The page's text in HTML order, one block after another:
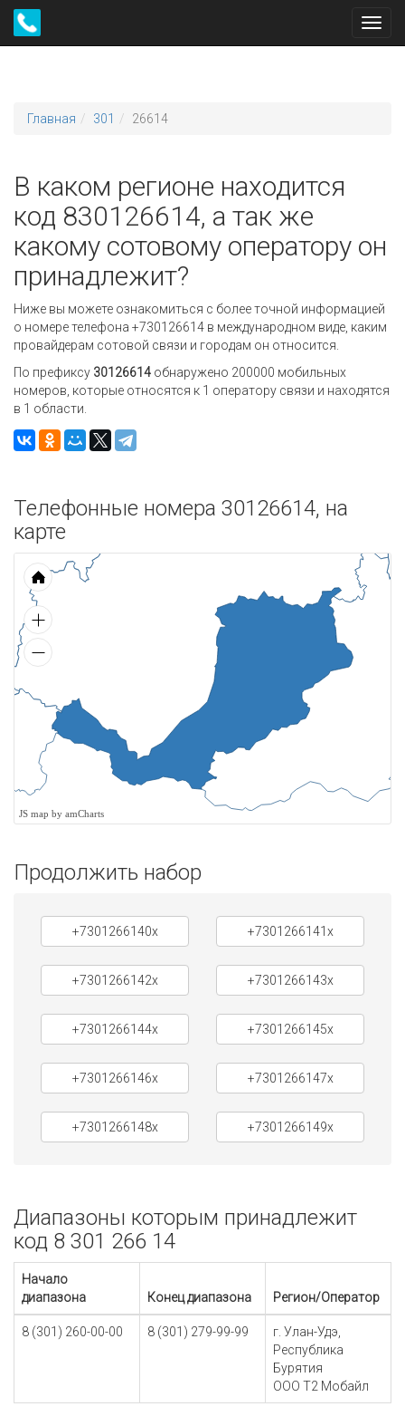
Главная 301 26614
В каком регионе находится
код 830126614, а так же
какому сотовому оператору он
принадлежит?
Ниже вы можете ознакомиться с более точной информацией
о номере телефона +730126614 в международном виде, каким
провайдерам сотовой связи и городам он относится.
По префиксу 30126614 обнаружено 200000 мобильных
номеров, которые относятся к 1 оператору связи и находятся
в 1 области.
Телефонные номера 30126614, на
карте
JS map by amCharts
Продолжить набор
+7301266140x +7301266141x
+7301266142x +7301266143x
+7301266144x +7301266145x
+7301266146x +7301266147x
+7301266148x +7301266149x
Диапазоны которым принадлежит
код 8 301 266 14
Начало
диапазона
Конец диапазона Регион/Оператор
8 (301) 260-00-00 8 (301) 279-99-99
г. Улан-Удэ,
Республика
Бурятия
ООО Т2 Мобайл